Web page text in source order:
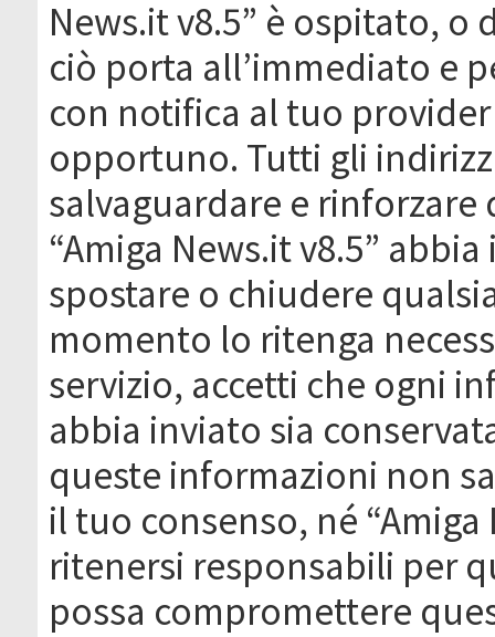
News.it v8.5” è ospitato, o
ciò porta all’immediato e
con notifica al tuo
opportuno. Tutti gli
salvaguardare e
“Amiga News.it v8.5”
spostare o chiudere
momento lo ritenga
servizio, accetti che ogni
abbia inviato sia
queste informazioni non
il tuo consenso, né
ritenersi responsabili per
possa compromettere